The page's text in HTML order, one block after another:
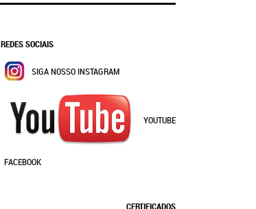
REDES SOCIAIS
SIGA NOSSO INSTAGRAM
YOUTUBE
FACEBOOK
CERTIFICADOS